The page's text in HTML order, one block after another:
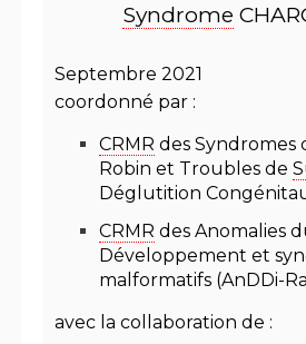
Syndrome
Septembre 2021
coordonné par :
CRMR des Syndromes
Robin et Troubles de
Déglutition
CRMR des Anomalies
Développement et
malformatifs (AnDDi-
avec la collaboration de :